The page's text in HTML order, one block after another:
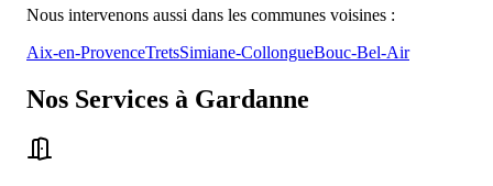
Nous intervenons aussi dans les communes voisines :
Aix-en-ProvenceTretsSimiane-CollongueBouc-Bel-Air
Nos Services à Gardanne